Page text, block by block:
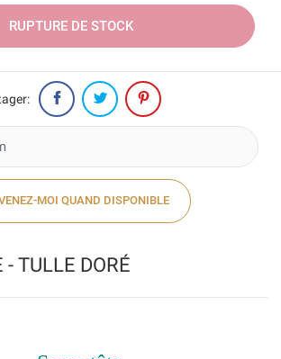
- TULLE DORÉ
RUPTURE DE STOCK
MOI QUAND DISPONIBLE